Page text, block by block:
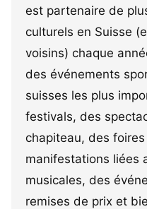
est partenaire de
culturels en Suisse
voisins) chaque
des événements
suisses les plus
festivals, des
chapiteau, des
manifestations liées
musicales, des
remises de prix et